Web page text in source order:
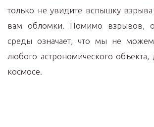
только не увидите вспышку
вам обломки. Помимо взрывов,
среды означает, что мы не
любого астрономического
космосе.